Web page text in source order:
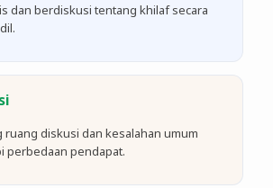
dan berdiskusi tentang khilaf secara
ruang diskusi dan kesalahan umum
perbedaan pendapat.